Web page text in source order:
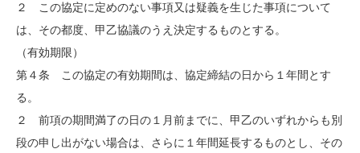
２ この協定に定めのない事項又は疑義を生じた事項について
は、その都度、甲乙協議のうえ決定するものとする。
（有効期限）
第４条 この協定の有効期間は、協定締結の日から１年間とす
る。
２ 前項の期間満了の日の１月前までに、甲乙のいずれからも別
段の申し出がない場合は、さらに１年間延長するものとし、その